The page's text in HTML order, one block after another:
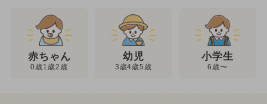
赤ちゃん
0歳1歳2歳
幼児
3歳4歳5歳
小学生
6歳〜